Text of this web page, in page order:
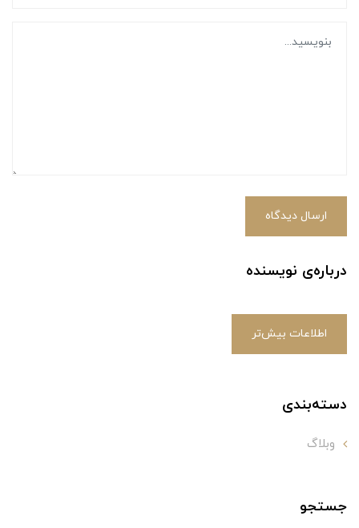
ارسال دیدگاه
درباره‌ی نویسنده
اطلاعات بیش‌تر
دسته‌بندی
وبلاگ
جستجو